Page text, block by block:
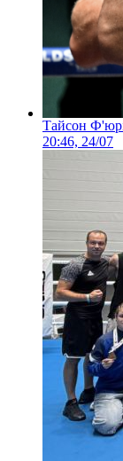
Тайсон
20:46, 24/07